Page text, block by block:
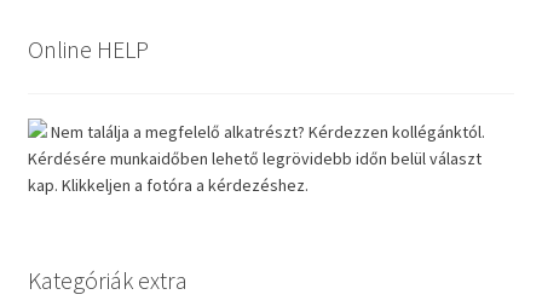
Online HELP
Nem találja a megfelelő alkatrészt? Kérdezzen kollégánktól.
Kérdésére munkaidőben lehető legrövidebb időn belül választ
kap. Klikkeljen a fotóra a kérdezéshez.
Kategóriák extra